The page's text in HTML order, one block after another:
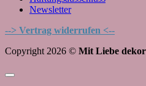
Newsletter
--> Vertrag widerrufen <--
Copyright 2026 © Mit Liebe